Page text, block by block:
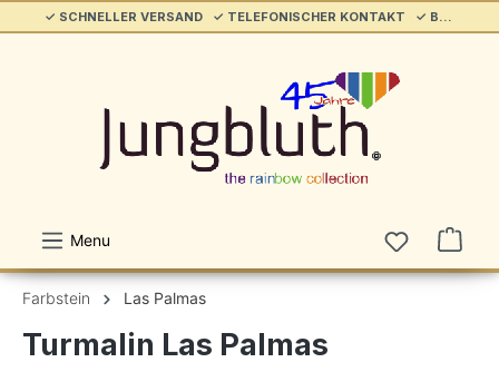
springen ✓ SCHNELLER VERSAND ✓ TELEFONISCHER KONTAKT ✓ BELIEBT & ETABLIERT ✓ SERVICE/HILFE
Menu
Farbstein Las Palmas
Turmalin Las Palmas